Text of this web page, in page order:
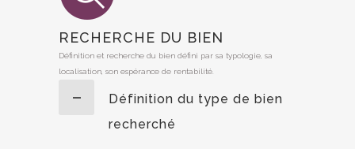
RECHERCHE DU BIEN
Définition et recherche du bien défini par sa typologie, sa
localisation, son espérance de rentabilité.
Définition du type de bien
recherché